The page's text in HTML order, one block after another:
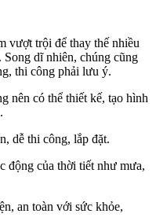
vượt trội để thay thế nhiều
dĩ nhiên, chúng cũng
thi công phải lưu ý.
nên có thể thiết kế, tạo hình
dễ thi công, lắp đặt.
động của thời tiết như mưa,
an toàn với sức khỏe,